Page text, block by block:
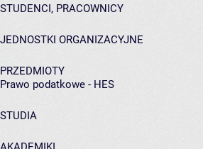
STUDENCI, PRACOWNICY
JEDNOSTKI ORGANIZACYJNE
PRZEDMIOTY
Prawo podatkowe - HES
STUDIA